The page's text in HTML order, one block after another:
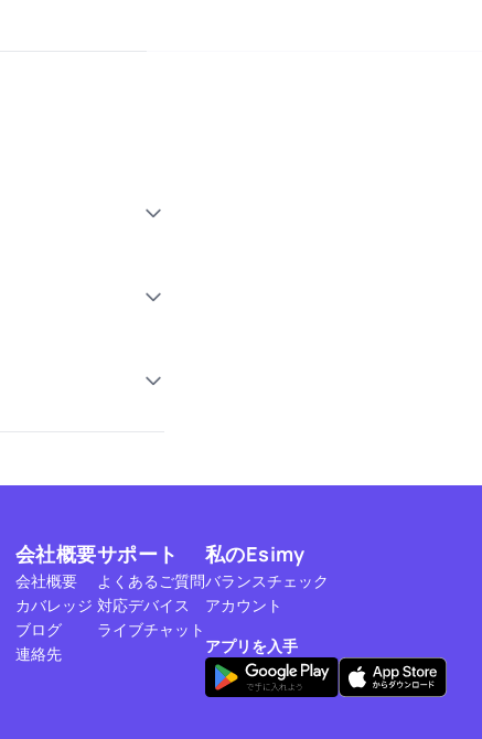
会社概要
会社概要
カバレッジ
ブログ
連絡先
サポート
よくあるご質問
対応デバイス
ライブチャット
私のEsimy
バランスチェック
アカウント
アプリを入手